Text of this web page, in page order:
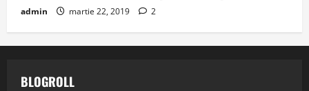
admin martie 22, 2019 2
BLOGROLL